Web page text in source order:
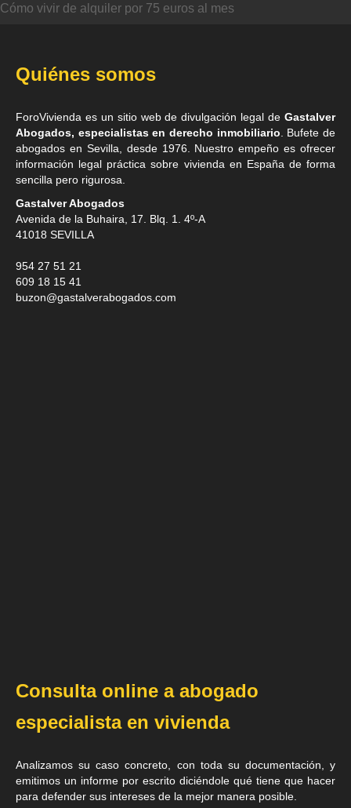
Cómo vivir de alquiler por 75 euros al mes
Quiénes somos
ForoVivienda es un sitio web de divulgación legal de Gastalver
Abogados, especialistas en derecho inmobiliario . Bufete de
abogados en Sevilla , desde 1976. Nuestro empeño es ofrecer
información legal práctica sobre vivienda en España de forma
sencilla pero rigurosa.
Gastalver Abogados
Avenida de la Buhaira, 17. Blq. 1. 4º-A
41018 SEVILLA
954 27 51 21
609 18 15 41
buzon@gastalverabogados.com
Consulta online a abogado
especialista en vivienda
Analizamos su caso concreto, con toda su documentación, y
emitimos un informe por escrito diciéndole qué tiene que hacer
para defender sus intereses de la mejor manera posible.